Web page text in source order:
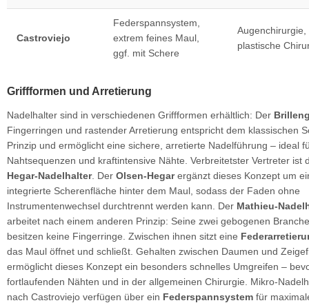
Castroviejo
Federspannsystem,
extrem feines Maul,
ggf. mit Schere
Augenchirurgie,
plastische
Griffformen und Arretierung
Nadelhalter sind in verschiedenen Griffformen erhältlich: Der
Fingerringen und rastender Arretierung entspricht dem klassischen
Prinzip und ermöglicht eine sichere, arretierte Nadelführung – ideal
Nahtsequenzen und kraftintensive Nähte. Verbreitetster Vertreter ist
Hegar-Nadelhalter. Der Olsen-Hegarergänzt dieses Konzept um
integrierte Scherenfläche hinter dem Maul, sodass der Faden ohne
Instrumentenwechsel durchtrennt werden kann. Der Mathieu-
arbeitet nach einem anderen Prinzip: Seine zwei gebogenen
besitzen keine Fingerringe. Zwischen ihnen sitzt eine
das Maul öffnet und schließt. Gehalten zwischen Daumen und
ermöglicht dieses Konzept ein besonders schnelles Umgreifen –
fortlaufenden Nähten und in der allgemeinen Chirurgie. Mikro-
nach Castroviejo verfügen über ein Federspannsystem für